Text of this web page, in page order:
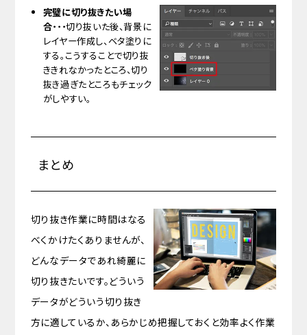
完璧に切り抜きたい場
合・・・切り抜いた後、背景に
レイヤー作成し、ベタ塗りに
する。こうすることで切り抜
ききれなかったところ、切り
抜き過ぎたところもチェック
がしやすい。
まとめ
切り抜き作業に時間はなる
べくかけたくありませんが、
どんなデータであれ綺麗に
切り抜きたいです。どういう
データがどういう切り抜き
方に適しているか、あらかじめ把握しておくと効率よく作業